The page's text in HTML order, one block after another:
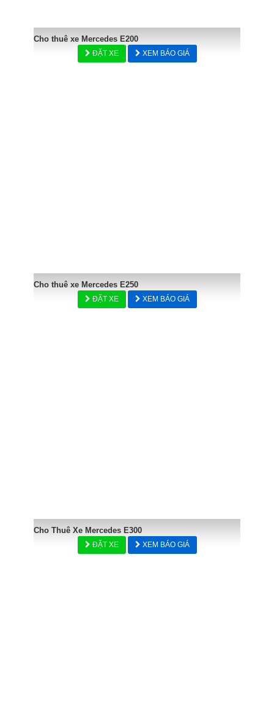
Cho thuê xe Mercedes E200
ĐẶT XE XEM BÁO GIÁ
Cho thuê xe Mercedes E250
ĐẶT XE XEM BÁO GIÁ
Cho Thuê Xe Mercedes E300
ĐẶT XE XEM BÁO GIÁ